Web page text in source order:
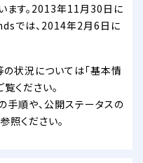
ます。2013年11月30日に
では、2014年2月6日に
状況については「基本情
ください。
手順や、公開ステータスの
照ください。